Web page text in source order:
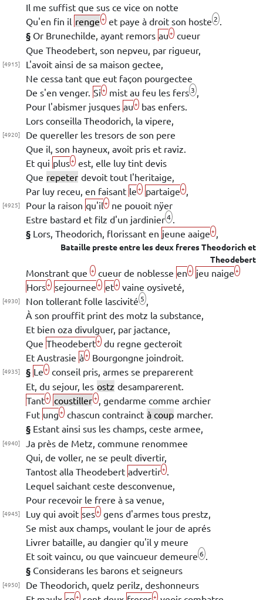
Il me suffist que sus ce vice on notte
Qu'en fin il renge + et paye à droit son hoste 2
§ Or Brunechilde , ayant remors au+ cueur
Que Theodebert , son nepveu, par rigueur,
[4915]
L'avoit ainsi de sa maison gectee,
Ne cessa tant que eut façon pourgectee
De s'en venger. Si + mist au feu les fers 3
Pour l'abismer jusques au + bas enfers
Lors conseilla Theodorich , la vipere,
[4920] De quereller les tresors de son pere
Que il, son hayneux, avoit pris et raviz.
Et qui plus+ est, elle luy tint devis
Que repeter devoit tout l'heritaige,
Par luy receu, en faisant le + partaige +
[4925] Pour la raison qu'il + ne pouoit nÿer
Estre bastard et filz d'un jardinier4
§ Lors,Theodorich florissant en jeune aaige+
Bataille preste entre les deux freresTheodorichet
Theodebert
Monstrant que + cueur de noblesse en + jeu naige +
Hors+ sejournee + et+ vaine oysiveté,
[4930] Non tollerant folle lascivité 5
À son prouffit print des motz la substance,
Et bien oza divulguer, par jactance,
Que Theodebert+ du regne gecteroit
Et Austrasie à+ Bourgongne joindroit.
[4935] § Le+ conseil pris, armes se preparerent
Et, du sejour, les ostz desamparerent.
Tant+ coustiller +
, gendarme comme archier
Fut ung + chascun contrainct à coup marcher.
§ Estant ainsi sus les champs, ceste armee,
[4940] Ja près de Metz , commune renommee
Qui, de voller, ne se peult divertir,
Tantost alla Theodebert advertir+
Lequel saichant ceste desconvenue,
Pour recevoir le frere à sa venue,
[4945] Luy qui avoit ses+ gens d'armes tous prestz,
Se mist aux champs, voulant le jour de aprés
Livrer bataille, au dangier qu'il y meure
Et soit vaincu, ou que vaincueur demeure 6
§ Considerans les barons et seigneurs
[4950] De Theodorich , quelz perilz, deshonneurs
+ +